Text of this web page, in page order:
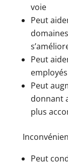
voie
Peut
Peut
Peut
donnant
plus
Peut